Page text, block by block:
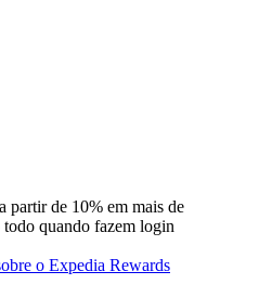
partir de 10% em mais de
quando fazem login
o Expedia Rewards